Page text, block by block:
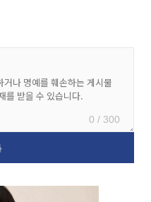
0 / 300